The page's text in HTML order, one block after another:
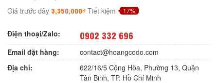
Giá trước đây 3,350,000₫ Tiết kiệm 17%
Điện thoại/Zalo: 0902 332 696
Email đặt hàng:
contact@hoangcodo.com
Địa chỉ:
622/16/5 Cộng Hòa, Phường 13, Quận
Tân Binh, TP. Hồ Chí Minh